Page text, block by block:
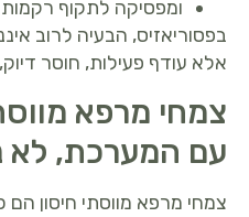
ומפסיקה לתקוף
בפסוריאזיס, הבעיה לרוב
אלא עודף פעילות, חוסר דיוק,
צמחי מרפא
עם המערכת, לא
צמחי מרפא מווסתי חיסון הם